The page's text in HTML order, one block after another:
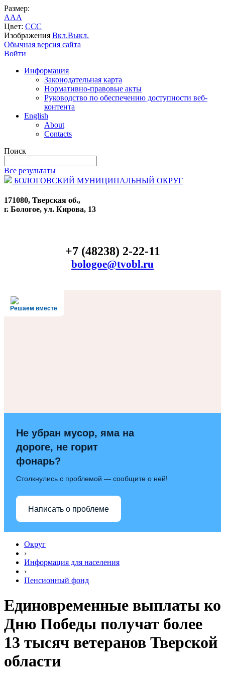
Размер:
AAA
Цвет: CCC
Изображения Вкл.Выкл.
Обычная версия сайта
Войти
Информация
Законодательная карта
Нормативно-правовые акты
Руководство по обеспечению доступности веб-
контента
English
About
Contacts
Поиск
Все результаты
БОЛОГОВСКИЙ МУНИЦИПАЛЬНЫЙ ОКРУГ
171080, Тверская об.,
г. Бологое, ул. Кирова, 13
+7 (48238) 2-22-11
bologoe@tvobl.ru
Решаем вместе
Не убран мусор, яма на
дороге, не горит
фонарь?
Столкнулись с проблемой — сообщите о ней!
Написать о проблеме
Округ
›
Информация для населения
›
Пенсионный фонд
Единовременные выплаты ко
Дню Победы получат более
13 тысяч ветеранов Тверской
области